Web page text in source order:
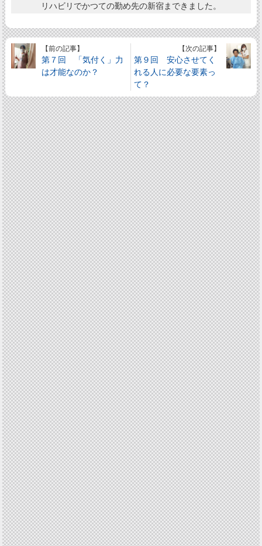
リハビリでかつての勤め先の新宿まできました。
【前の記事】
第７回 「気付く」力
は才能なのか？
【次の記事】
第９回 安心させてく
れる人に必要な要素っ
て？